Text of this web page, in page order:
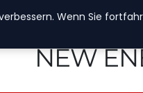
NEW
Wenn Sie